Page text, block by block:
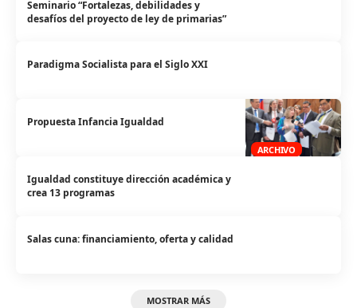
Seminario “Fortalezas, debilidades y
desafíos del proyecto de ley de primarias”
Paradigma Socialista para el Siglo XXI
ARCHIVO
Propuesta Infancia Igualdad
Igualdad constituye dirección académica y
crea 13 programas
Salas cuna: financiamiento, oferta y calidad
MOSTRAR MÁS